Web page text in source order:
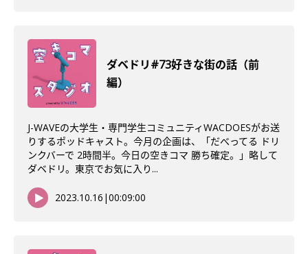
ダベドリ#73好きな街の話（前
編）
J-WAVEの大学生・専門学生コミュニティWACDOESがお送
りするポッドキャスト。今月の企画は、「だべってる ドリ
ンクバーで 2時間半。今日の空きコマ 勝ち確定。」略して
ダベドリ。東京でお気に入り...
2023.10.16 |00:09:00